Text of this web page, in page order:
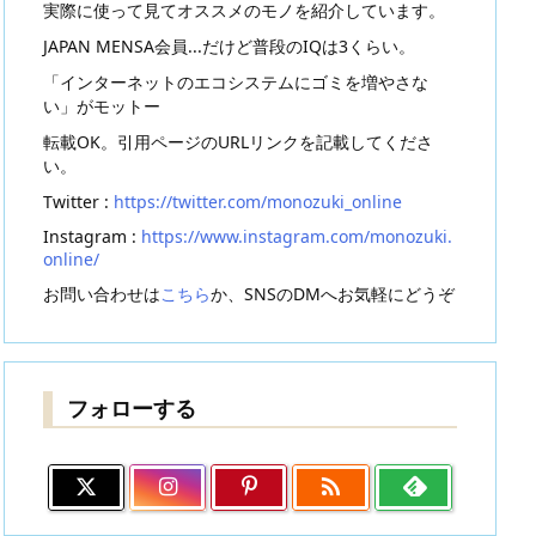
実際に使って見てオススメのモノを紹介しています。
JAPAN MENSA会員...だけど普段のIQは3くらい。
「インターネットのエコシステムにゴミを増やさな
い」がモットー
転載OK。引用ページのURLリンクを記載してくださ
い。
Twitter : https://twitter.com/monozuki_online
Instagram : https://www.instagram.com/monozuki.
online/
お問い合わせはこちらか、SNSのDMへお気軽にどうぞ
フォローする
